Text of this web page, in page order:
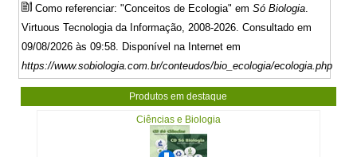
Como referenciar: "Conceitos de Ecologia" emSó Biologia
Virtuous Tecnologia da Informação, 2008-2026. Consultado em
09/08/2026 às 09:58. Disponível na Internet em
https://www.sobiologia.com.br/conteudos/bio_ecologia/ecologia.php
Produtos em destaque
Ciências e Biologia